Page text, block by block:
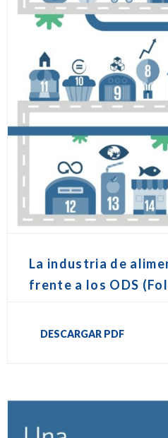
La industria de
frente a los ODS
DESCARGAR PDF